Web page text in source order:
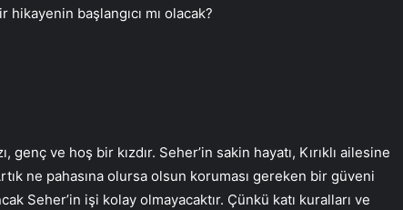
başlangıcı mı olacak?
genç ve hoş bir kızdır. Seher’in sakin hayatı, Kırıklı ailesine
ne pahasına olursa olsun koruması gereken bir güveni
Seher’in işi kolay olmayacaktır. Çünkü katı kuralları ve